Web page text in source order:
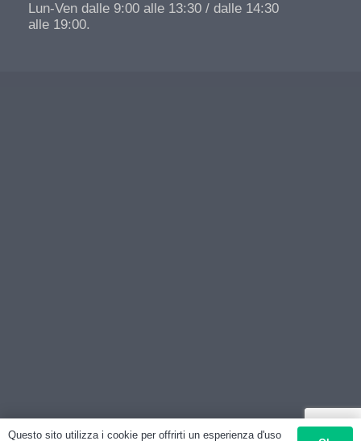
Lun-Ven dalle 9:00 alle 13:30 / dalle 14:30
alle 19:00.
Questo sito utilizza i cookie per offrirti un esperienza d'uso